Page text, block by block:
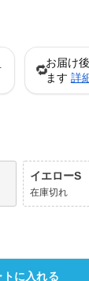
🔁お届け
ます 詳
イエローS
在庫切れ
トに入れる